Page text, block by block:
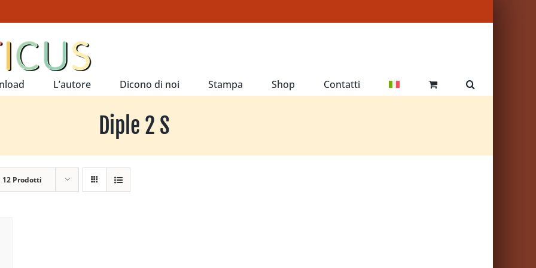
L’autore Dicono di noi Stampa Shop Contatti
Diple 2 S
12 Prodotti